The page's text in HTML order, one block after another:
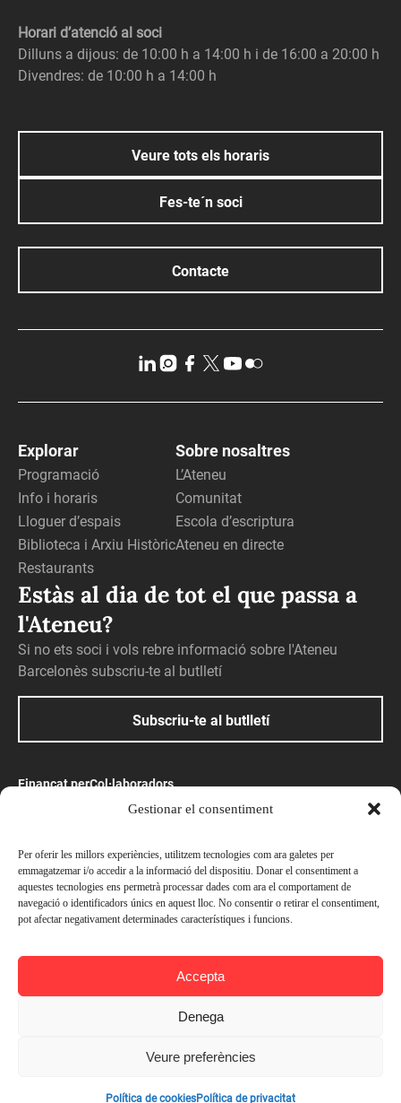
Gestionar el consentiment
Per oferir les millors experiències, utilitzem tecnologies com ara galetes per
emmagatzemar i/o accedir a la informació del dispositiu. Donar el consentiment a
aquestes tecnologies ens permetrà processar dades com ara el comportament de
navegació o identificadors únics en aquest lloc. No consentir o retirar el consentiment,
pot afectar negativament determinades característiques i funcions.
Accepta
Denega
Veure preferències
Política de cookiesPolítica de privacitat
No socis —Gratuït
Horari d’atenció al soci
Dilluns a dijous: de 10:00 h a 14:00 h i de 16:00 a 20:00 h
Divendres: de 10:00 h a 14:00 h
Veure tots els horaris
Fes-te´n soci
Contacte
Explorar
Programació
Info i horaris
Lloguer d’espais
Biblioteca i Arxiu Històric
Restaurants
Sobre nosaltres
L’Ateneu
Comunitat
Escola d’escriptura
Ateneu en directe
Estàs al dia de tot el que passa a
l'Ateneu?
Si no ets soci i vols rebre informació sobre l'Ateneu
Barcelonès subscriu-te al butlletí
Subscriu-te al butlletí
Finançat perCol·laboradors
© Ateneu Barcelonès, 2026. Tots els drets reservats
Avís legal